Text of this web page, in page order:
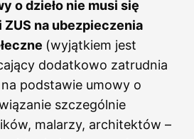
o dzieło nie musi się
ZUS na ubezpieczenia
(wyjątkiem jest
dodatkowo zatrudnia
podstawie umowy o
szczególnie
malarzy, architektów –